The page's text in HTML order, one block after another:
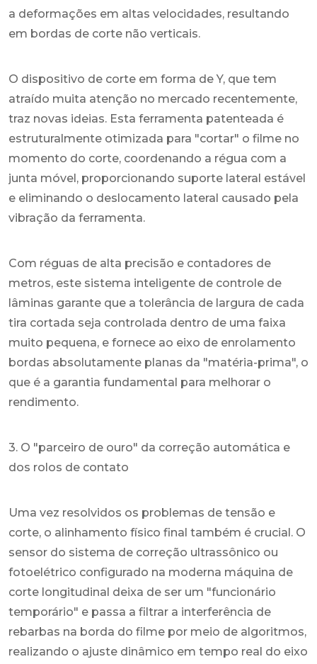
a deformações em altas velocidades, resultando
em bordas de corte não verticais.
O dispositivo de corte em forma de Y, que tem
atraído muita atenção no mercado recentemente,
traz novas ideias. Esta ferramenta patenteada é
estruturalmente otimizada para "cortar" o filme no
momento do corte, coordenando a régua com a
junta móvel, proporcionando suporte lateral estável
e eliminando o deslocamento lateral causado pela
vibração da ferramenta.
Com réguas de alta precisão e contadores de
metros, este sistema inteligente de controle de
lâminas garante que a tolerância de largura de cada
tira cortada seja controlada dentro de uma faixa
muito pequena, e fornece ao eixo de enrolamento
bordas absolutamente planas da "matéria-prima", o
que é a garantia fundamental para melhorar o
rendimento.
3. O "parceiro de ouro" da correção automática e
dos rolos de contato
Uma vez resolvidos os problemas de tensão e
corte, o alinhamento físico final também é crucial. O
sensor do sistema de correção ultrassônico ou
fotoelétrico configurado na moderna máquina de
corte longitudinal deixa de ser um "funcionário
temporário" e passa a filtrar a interferência de
rebarbas na borda do filme por meio de algoritmos,
realizando o ajuste dinâmico em tempo real do eixo